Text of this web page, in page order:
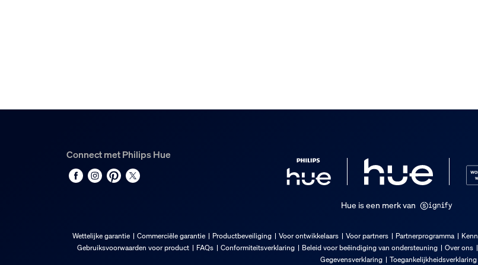
Connect met Philips Hue
Hue is een merk van
Wettelijke garantie Commerciële garantie Productbeveiliging Voor ontwikkelaars Voor partners Partnerprogramma
Gebruiksvoorwaarden voor product
FAQs Conformiteitsverklaring Beleid voor beëindiging van ondersteuning Over ons
Gegevensverklaring
Toegankelijkheidsverklaring